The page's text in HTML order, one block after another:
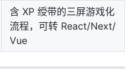
含 XP 绶带的三屏游戏化
流程，可转 React/Next/
Vue